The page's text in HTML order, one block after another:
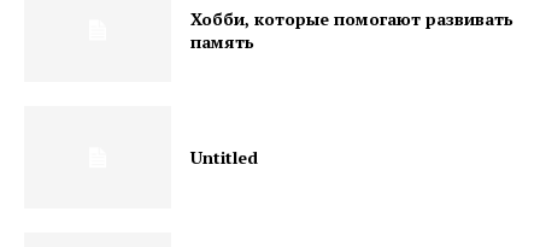
Хобби, которые помогают развивать
память
Untitled